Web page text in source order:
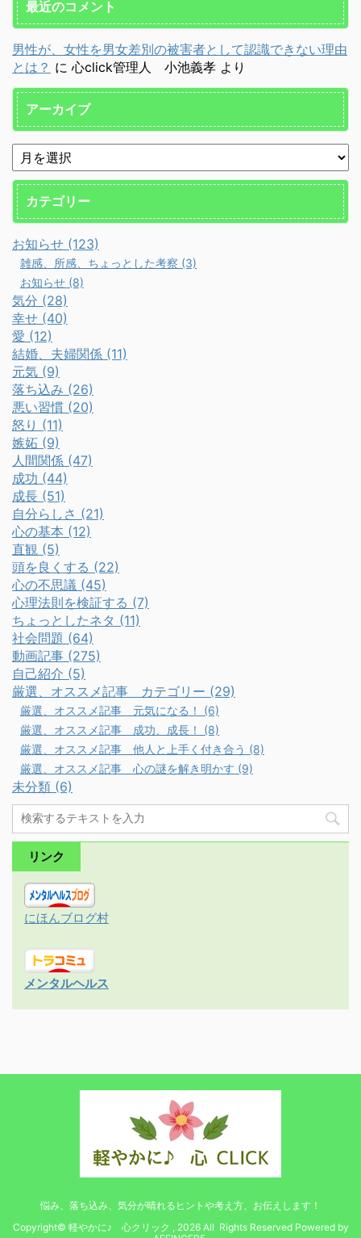
最近のコメント
男性が、女性を男女差別の被害者として認識できない理由
とは？ に 心click管理人 小池義孝 より
アーカイブ
カテゴリー
お知らせ (123)
雑感、所感、ちょっとした考察 (3)
お知らせ (8)
気分 (28)
幸せ (40)
愛 (12)
結婚、夫婦関係 (11)
元気 (9)
落ち込み (26)
悪い習慣 (20)
怒り (11)
嫉妬 (9)
人間関係 (47)
成功 (44)
成長 (51)
自分らしさ (21)
心の基本 (12)
直観 (5)
頭を良くする (22)
心の不思議 (45)
心理法則を検証する (7)
ちょっとしたネタ (11)
社会問題 (64)
動画記事 (275)
自己紹介 (5)
厳選、オススメ記事 カテゴリー (29)
厳選、オススメ記事 元気になる！ (6)
厳選、オススメ記事 成功、成長！ (8)
厳選、オススメ記事 他人と上手く付き合う (8)
厳選、オススメ記事 心の謎を解き明かす (9)
未分類 (6)
リンク
にほんブログ村
メンタルヘルス
悩み、落ち込み、気分が晴れるヒントや考え方、お伝えします！
Copyright© 軽やかに♪ 心クリック , 2026 All Rights Reserved Powered by